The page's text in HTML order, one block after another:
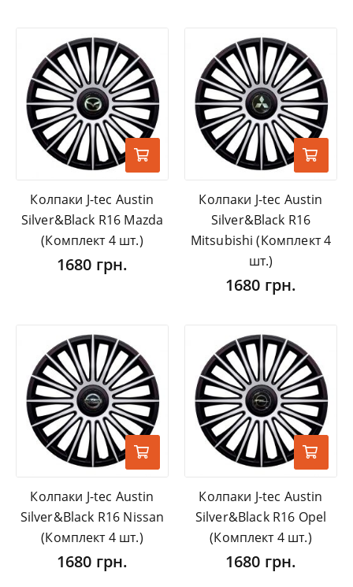
Колпаки J-tec Austin
Silver&Black R16 Mazda
(Комплект 4 шт.)
1680 грн.
Колпаки J-tec Austin
Silver&Black R16
Mitsubishi (Комплект 4
шт.)
1680 грн.
Колпаки J-tec Austin
Silver&Black R16 Nissan
(Комплект 4 шт.)
1680 грн.
Колпаки J-tec Austin
Silver&Black R16 Opel
(Комплект 4 шт.)
1680 грн.